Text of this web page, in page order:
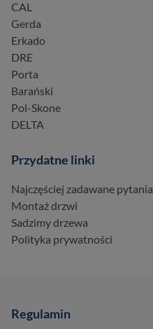
CAL
Gerda
Erkado
DRE
Porta
Barański
Pol-Skone
DELTA
Przydatne linki
Najczęściej zadawane pytania
Montaż drzwi
Sadzimy drzewa
Polityka prywatności
Regulamin